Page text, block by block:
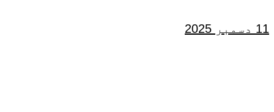
11 دسمبر 2025